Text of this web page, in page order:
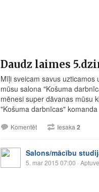
Daudz laimes
Mīļi sveicam savus
mūsu salona "Košuma
mēnesi super dāvanas mūsu
"Košuma darbnīcas" komanda
Komentēt Iesaka 2
Salons/mācību
5. mar 2015 07:00 ·